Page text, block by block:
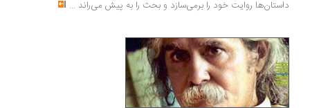
روایت خود را برمی‌سازد و بحث را به پیش می‌راند ...